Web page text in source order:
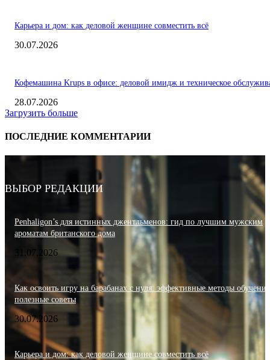
Карьера и дом: как деловой женщине совместить всё
30.07.2026
Кофемашина Krups в офисе: деловой имидж и техническое
28.07.2026
Загрузить больше
ПОСЛЕДНИЕ КОММЕНТАРИИ
ВЫБОР РЕДАКЦИИ
Penhaligon’s для истинных джентльменов: гид по лучшим мужским
ароматам британского дома
31.07.2026
Как освоить игру на барабанах с нуля: эффективные методы
полезные советы
30.07.2026
Карьера и дом: как деловой женщине совместить всё